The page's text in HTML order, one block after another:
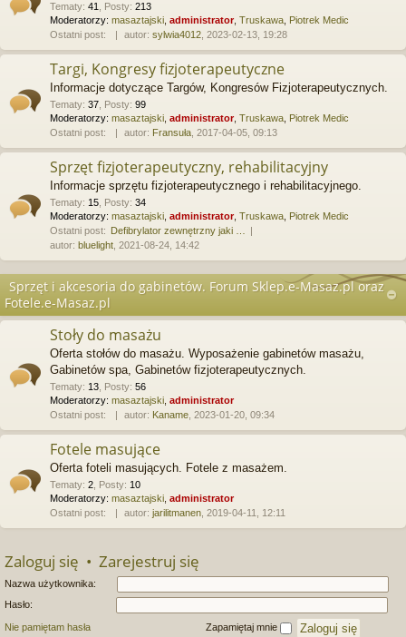
Tematy: 41 Posty: 213
Moderatorzy: masaztajski administrator, Truskawa Piotrek Medic
Ostatni post:
autor: sylwia4012 , 2023-02-13, 19:28
Targi, Kongresy fizjoterapeutyczne
Informacje dotyczące Targów, Kongresów Fizjoterapeutycznych.
Tematy: 37 Posty: 99
Moderatorzy: masaztajski administrator, Truskawa Piotrek Medic
Ostatni post:
autor: Fransuła , 2017-04-05, 09:13
Sprzęt fizjoterapeutyczny, rehabilitacyjny
Informacje sprzętu fizjoterapeutycznego i rehabilitacyjnego.
Tematy: 15 Posty: 34
Moderatorzy: masaztajski administrator, Truskawa Piotrek Medic
Ostatni post: Defibrylator zewnętrzny jaki …
autor: bluelight , 2021-08-24, 14:42
Sprzęt i akcesoria do gabinetów. Forum Sklep.e-Masaz.pl oraz
Fotele.e-Masaz.pl
Stoły do masażu
Oferta stołów do masażu. Wyposażenie gabinetów masażu,
Gabinetów spa, Gabinetów fizjoterapeutycznych.
Tematy: 13 Posty: 56
Moderatorzy: masaztajski administrator
Ostatni post:
autor: Kaname , 2023-01-20, 09:34
Fotele masujące
Oferta foteli masujących. Fotele z masażem.
Tematy: 2 Posty: 10
Moderatorzy: masaztajski administrator
Ostatni post:
autor: jarilitmanen , 2019-04-11, 12:11
Zaloguj się • Zarejestruj się
Nazwa użytkownika:
Hasło:
Nie pamiętam hasła Zapamiętaj mnie